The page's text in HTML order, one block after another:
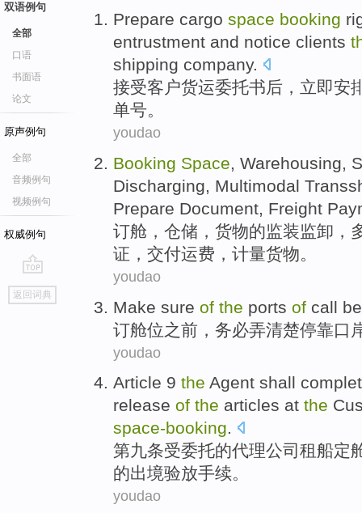
双语例句
全部
口语
书面语
论文
原声例句
全部
音频例句
视频例句
权威例句
go
top
返回词典
Prepare cargo space booking
entrustment and notice clients
shipping company.
接受客户货运委托书后 ， 立即安
单号。
youdao
Booking Space, Warehousing,
Discharging, Multimodal
Prepare Document, Freight
订舱， 仓储 ， 货物的监装监卸 ，
证 ，交付运费 ，计量货物。
youdao
Make sure of the ports of call
订舱位之前 ， 务必弄清楚停靠口
youdao
Article 9 the Agent shall
release of the articles at the
space-booking.
第九条受委托的代理公司 租船定
的出境验放手续。
youdao